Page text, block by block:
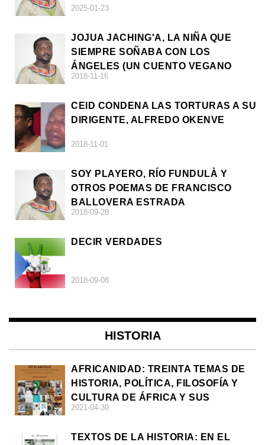
2025-01-23
JOJUA JACHING'A, LA NIÑA QUE
SIEMPRE SOÑABA CON LOS
ÁNGELES (UN CUENTO VEGANO
AFRICANO)
2018-11-16
CEID CONDENA LAS TORTURAS A SU
DIRIGENTE, ALFREDO OKENVE
2018-11-01
SOY PLAYERO, RÍO FUNDULÀ Y
OTROS POEMAS DE FRANCISCO
BALLOVERA ESTRADA
2018-09-28
DECIR VERDADES
2018-09-08
HISTORIA
AFRICANIDAD: TREINTA TEMAS DE
HISTORIA, POLÍTICA, FILOSOFÍA Y
CULTURA DE ÁFRICA Y SUS
DIÁSPORAS
2021-04-30
TEXTOS DE LA HISTORIA: EN EL